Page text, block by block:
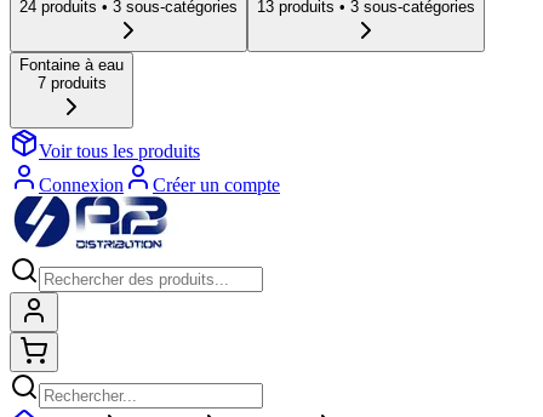
24 produits • 3 sous-catégories
13 produits • 3 sous-catégories
Fontaine à eau
7produits
Voir tous les produits
Connexion
Créer un compte